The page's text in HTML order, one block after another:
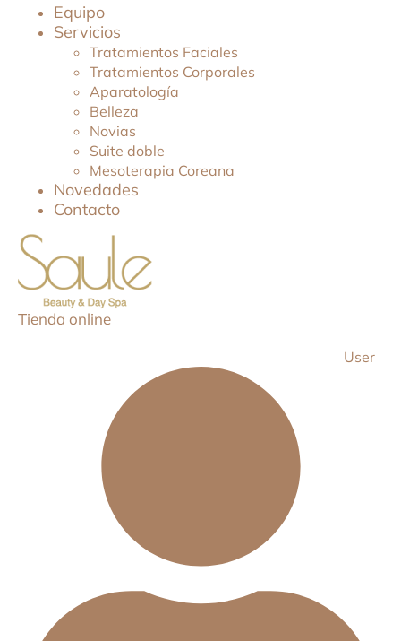
Equipo
Servicios
Tratamientos Faciales
Tratamientos Corporales
Aparatología
Belleza
Novias
Suite doble
Mesoterapia Coreana
Novedades
Contacto
Tienda online
User